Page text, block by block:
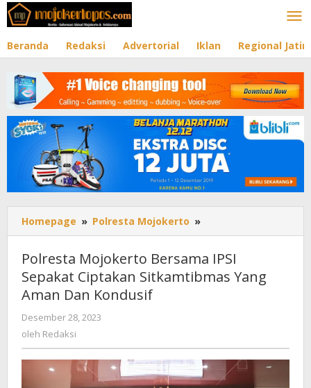
Lewati
ke
Beranda Redaksi Advertorial Iklan Regional Jatim
Homepage » Polresta Mojokerto »
Mojokerto
IPSI
Sepakat
Dan
Kondusif
Polresta Mojokerto Bersama IPSI
Sepakat Ciptakan Sitkamtibmas Yang
Aman Dan Kondusif
Desember 28, 2023
oleh Redaksi